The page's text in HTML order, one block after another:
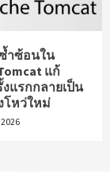
ำซ้อนใน
แก้
แรกกลายเป็น
โหว่ใหม่